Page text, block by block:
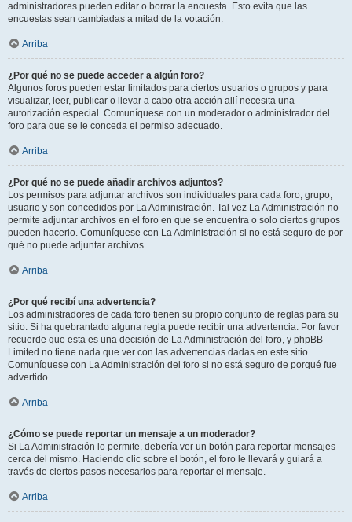
administradores pueden editar o borrar la encuesta. Esto evita que las
encuestas sean cambiadas a mitad de la votación.
Arriba
¿Por qué no se puede acceder a algún foro?
Algunos foros pueden estar limitados para ciertos usuarios o grupos y para
visualizar, leer, publicar o llevar a cabo otra acción allí necesita una
autorización especial. Comuníquese con un moderador o administrador del
foro para que se le conceda el permiso adecuado.
Arriba
¿Por qué no se puede añadir archivos adjuntos?
Los permisos para adjuntar archivos son individuales para cada foro, grupo,
usuario y son concedidos por La Administración. Tal vez La Administración no
permite adjuntar archivos en el foro en que se encuentra o solo ciertos grupos
pueden hacerlo. Comuníquese con La Administración si no está seguro de por
qué no puede adjuntar archivos.
Arriba
¿Por qué recibí una advertencia?
Los administradores de cada foro tienen su propio conjunto de reglas para su
sitio. Si ha quebrantado alguna regla puede recibir una advertencia. Por favor
recuerde que esta es una decisión de La Administración del foro, y phpBB
Limited no tiene nada que ver con las advertencias dadas en este sitio.
Comuníquese con La Administración del foro si no está seguro de porqué fue
advertido.
Arriba
¿Cómo se puede reportar un mensaje a un moderador?
Si La Administración lo permite, debería ver un botón para reportar mensajes
cerca del mismo. Haciendo clic sobre el botón, el foro le llevará y guiará a
través de ciertos pasos necesarios para reportar el mensaje.
Arriba